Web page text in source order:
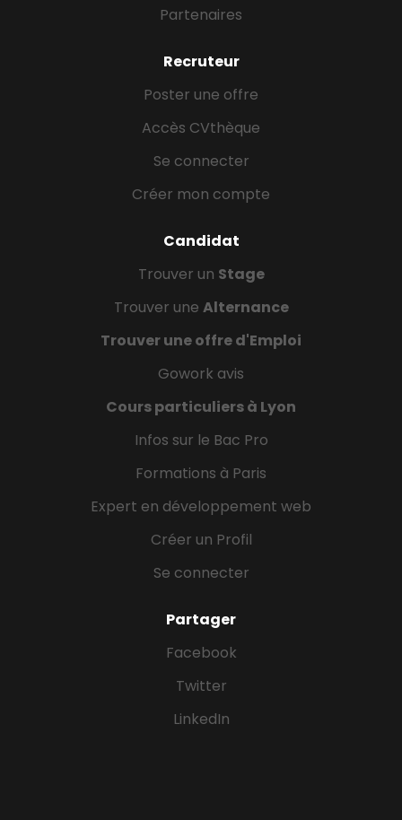
Partenaires
Recruteur
Poster une offre
Accès CVthèque
Se connecter
Créer mon compte
Candidat
Trouver un Stage
Trouver une Alternance
Trouver une offre d'Emploi
Gowork avis
Cours particuliers à Lyon
Infos sur le Bac Pro
Formations à Paris
Expert en développement web
Créer un Profil
Se connecter
Partager
Facebook
Twitter
LinkedIn